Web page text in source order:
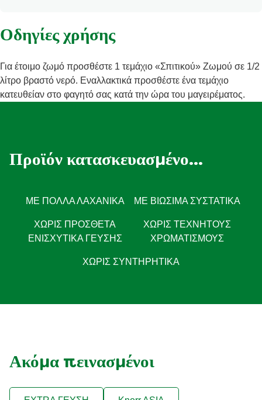
Οδηγίες χρήσης
Για έτοιμο ζωμό προσθέστε 1 τεμάχιο «Σπιτικού» Ζωμού σε 1/2
λίτρο βραστό νερό. Εναλλακτικά προσθέστε ένα τεμάχιο
κατευθείαν στο φαγητό σας κατά την ώρα του μαγειρέματος.
Προϊόν κατασκευασμένο...
ΜΕ ΠΟΛΛΆ ΛΑΧΑΝΙΚΆ ΜΕ ΒΙΏΣΙΜΑ ΣΥΣΤΑΤΙΚΆ
ΧΩΡΊΣ ΠΡΌΣΘΕΤΑ
ΕΝΙΣΧΥΤΙΚΆ ΓΕΎΣΗΣ
ΧΩΡΊΣ ΤΕΧΝΗΤΟΎΣ
ΧΡΩΜΑΤΙΣΜΟΎΣ
ΧΩΡΙΣ ΣΥΝΤΗΡΗΤΙΚΑ
Ακόμα πεινασμένοι